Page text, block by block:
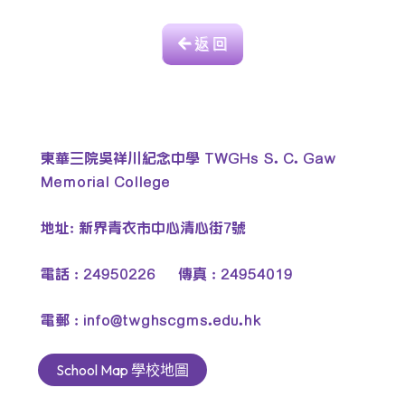
返 回
東華三院吳祥川紀念中學 TWGHs S. C. Gaw
Memorial College
地址: 新界青衣市中心清心街7號
電話 : 24950226 傳真 : 24954019
電郵 : info@twghscgms.edu.hk
School Map 學校地圖